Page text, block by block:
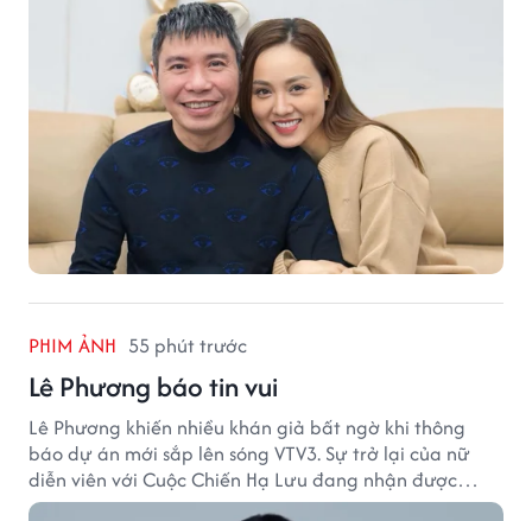
PHIM ẢNH 55 phút trước
Lê Phương báo tin vui
Lê Phương khiến nhiều khán giả bất ngờ khi thông
báo dự án mới sắp lên sóng VTV3. Sự trở lại của nữ
diễn viên với Cuộc Chiến Hạ Lưu đang nhận được
nhiều sự quan tâm.